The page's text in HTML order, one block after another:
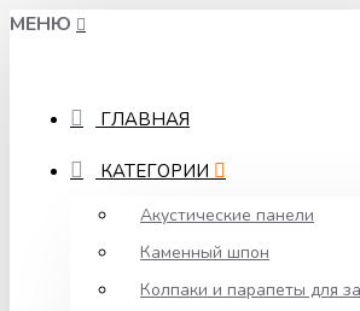
МЕНЮ
ГЛАВНАЯ
КАТЕГОРИИ
Акустические панели
Каменный шпон
Колпаки и парапеты для